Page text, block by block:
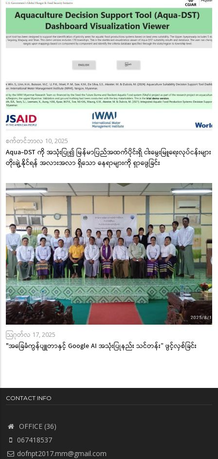
စက်တင်ဘာလ 10, 2025
Aqua-DST ကို အသုံးပြု၍ မြန်မာပြည်အထက်ပိုင်းရှိ ငါးမွေးမြူရေးလုပ်ငန်းများ
တိုးချဲ့နိုင်ရန် အလားအလာ ရှိသော နေရာများကို ရှာဖွေခြင်း
သြဂုတ်လ 17, 2025
"အခြေခံကွန်ပျူတာနှင့် Google AI အသုံးပြုနည်း သင်တန်း” ဖွင့်လှစ်ခြင်း
CONTACT INFO
OFFICE (36)
067418537
dofnpt2017.mm@gmail.com